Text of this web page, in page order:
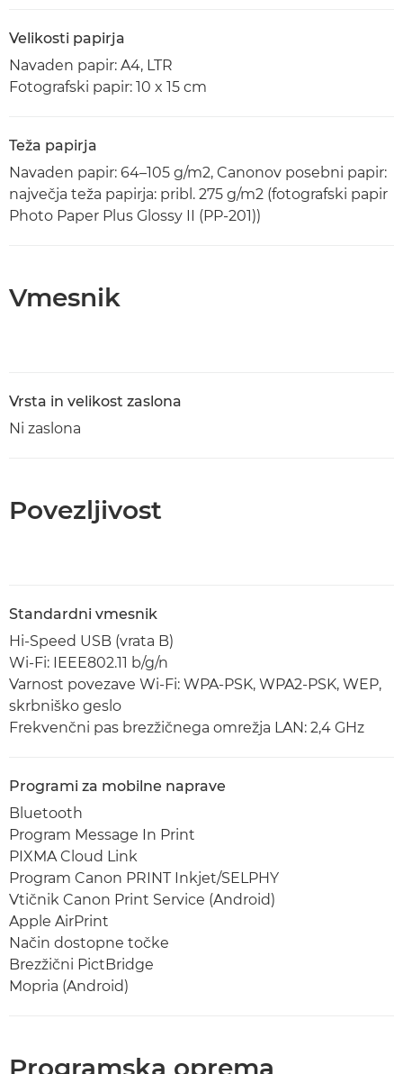
Velikosti papirja
Navaden papir: A4, LTR
Fotografski papir: 10 x 15 cm
Teža papirja
Navaden papir: 64–105 g/m2, Canonov posebni papir:
največja teža papirja: pribl. 275 g/m2 (fotografski papir
Photo Paper Plus Glossy II (PP-201))
Vmesnik
Vrsta in velikost zaslona
Ni zaslona
Povezljivost
Standardni vmesnik
Hi-Speed USB (vrata B)
Wi-Fi: IEEE802.11 b/g/n
Varnost povezave Wi-Fi: WPA-PSK, WPA2-PSK, WEP,
skrbniško geslo
Frekvenčni pas brezžičnega omrežja LAN: 2,4 GHz
Programi za mobilne naprave
Bluetooth
Program Message In Print
PIXMA Cloud Link
Program Canon PRINT Inkjet/SELPHY
Vtičnik Canon Print Service (Android)
Apple AirPrint
Način dostopne točke
Brezžični PictBridge
Mopria (Android)
Programska oprema